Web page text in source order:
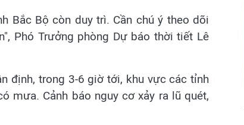
Bắc Bộ còn duy trì. Cần chú ý theo dõi
Phó Trưởng phòng Dự báo thời tiết Lê
định, trong 3-6 giờ tới, khu vực các tỉnh
mưa. Cảnh báo nguy cơ xảy ra lũ quét,